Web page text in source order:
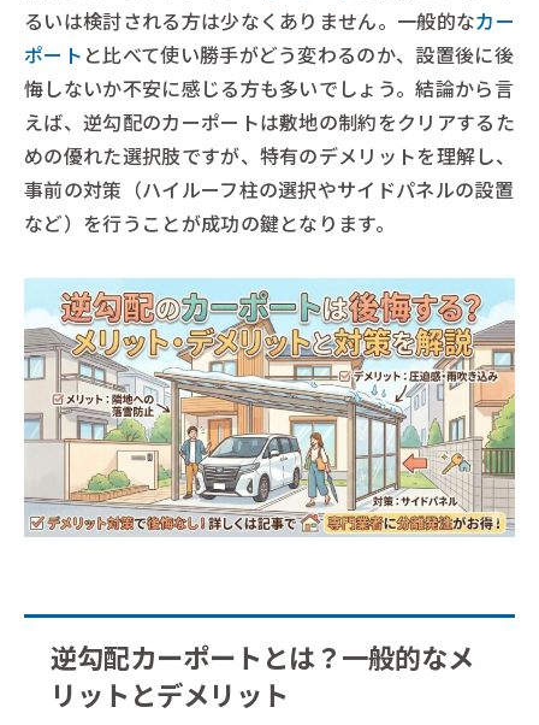
るいは検討される方は少なくありません。一般的なカー
ポート と比べて使い勝手がどう変わるのか、設置後に後
悔しないか不安に感じる方も多いでしょう。結論から言
えば、逆勾配のカーポートは敷地の制約をクリアするた
めの優れた選択肢ですが、特有のデメリットを理解し、
事前の対策（ハイルーフ柱の選択やサイドパネルの設置
など）を行うことが成功の鍵となります。
逆勾配カーポートとは？一般的なメ
リットとデメリット